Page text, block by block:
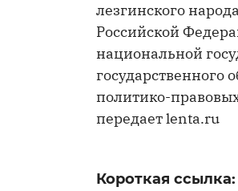
лезгинского
Российской
национальной
политико-
передает lenta.ru
Короткая ссылка: